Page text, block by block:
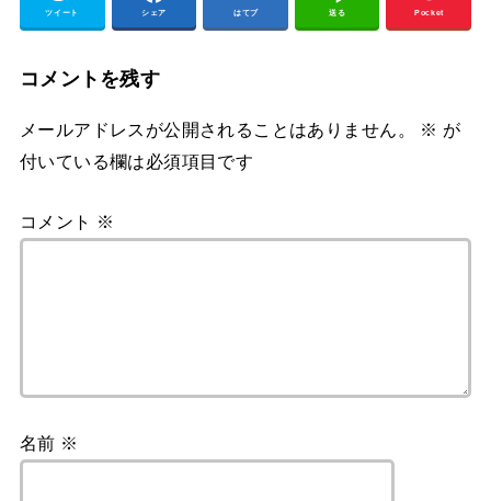
ツイート シェア はてブ 送る Pocket
コメントを残す
メールアドレスが公開されることはありません。 ※ が
付いている欄は必須項目です
コメント ※
名前 ※